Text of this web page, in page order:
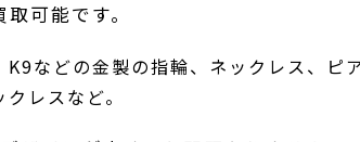
可能です。
などの金製の指輪、ネックレス、ピ
レスなど。